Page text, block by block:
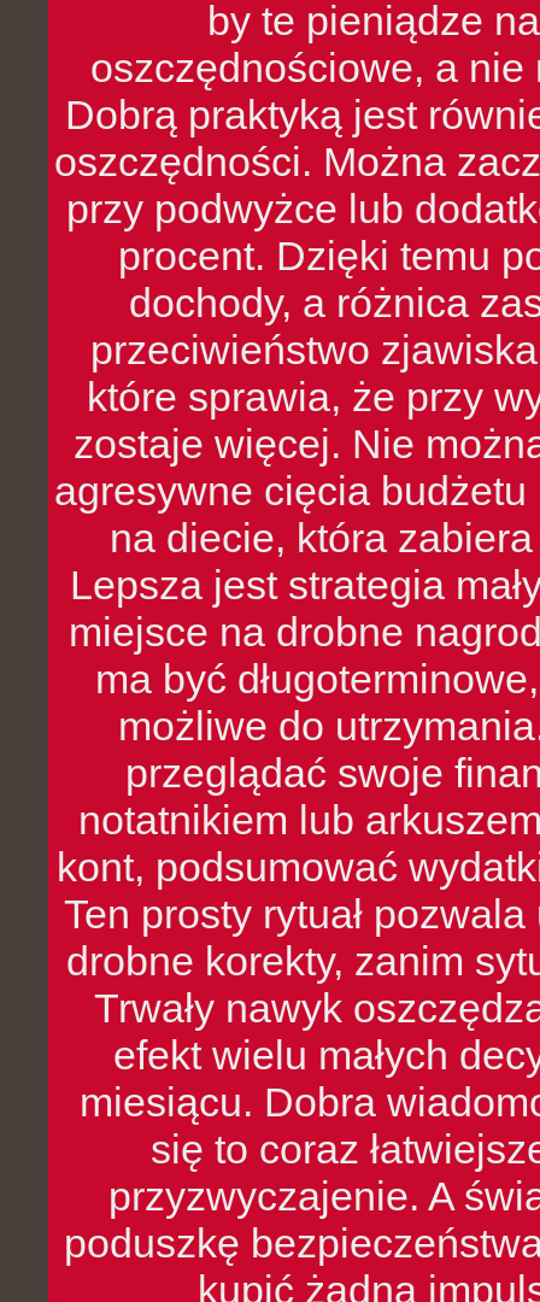
by te pieniądze
oszczędnościowe, a nie
Dobrą praktyką jest
oszczędności. Można
przy podwyżce lub
procent. Dzięki temu
dochody, a różnica
przeciwieństwo
które sprawia, że przy
zostaje więcej. Nie
agresywne cięcia
na diecie, która
Lepsza jest strategia
miejsce na drobne
ma być
możliwe do
przeglądać swoje
notatnikiem lub
kont, podsumować
Ten prosty rytuał
drobne korekty, zanim
Trwały nawyk
efekt wielu małych
miesiącu. Dobra
się to coraz
przyzwyczajenie. A
poduszkę
kupić żadną